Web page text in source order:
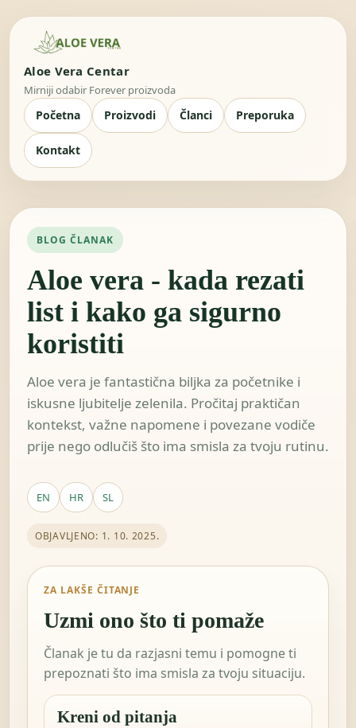
Aloe Vera Centar
Mirniji odabir Forever proizvoda
Početna Proizvodi Članci Preporuka
Kontakt
BLOG ČLANAK
Aloe vera - kada rezati
list i kako ga sigurno
koristiti
Aloe vera je fantastična biljka za početnike i
iskusne ljubitelje zelenila. Pročitaj praktičan
kontekst, važne napomene i povezane vodiče
prije nego odlučiš što ima smisla za tvoju rutinu.
EN HR SL
OBJAVLJENO: 1. 10. 2025.
ZA LAKŠE ČITANJE
Uzmi ono što ti pomaže
Članak je tu da razjasni temu i pomogne ti
prepoznati što ima smisla za tvoju situaciju.
Kreni od pitanja